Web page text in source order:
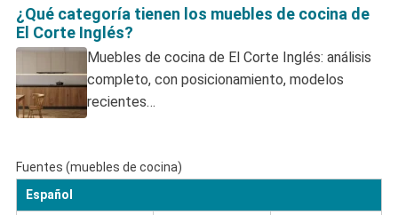
¿Qué categoría tienen los muebles de cocina de
El Corte Inglés?
Muebles de cocina de El Corte Inglés: análisis
completo, con posicionamiento, modelos
recientes…
Fuentes (muebles de cocina)
Español